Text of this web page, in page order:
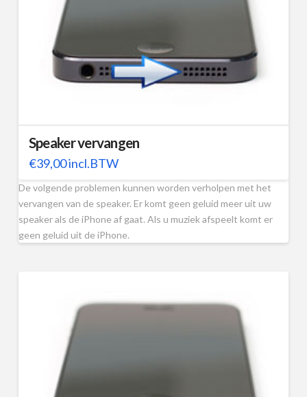
Speaker vervangen
€39,00incl.BTW
De volgende problemen kunnen worden verholpen met het
vervangen van de speaker. Er komt geen geluid meer uit uw
speaker als de iPhone af gaat. Als u muziek afspeelt komt er
geen geluid uit de iPhone.